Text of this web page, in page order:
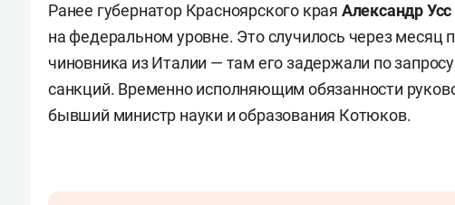
Ранее губернатор Красноярского края Александр Усс
на федеральном уровне. Это случилось через месяц
чиновника из Италии — там его задержали по
санкций. Временно исполняющим обязанности
бывший министр науки и образования Котюков.